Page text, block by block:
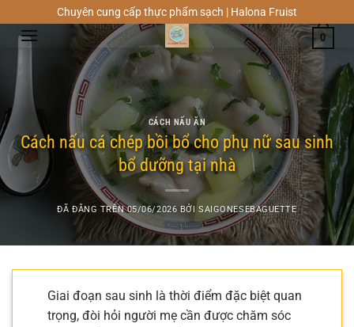
đến
dung
Chuyên cung cấp thực phẩm sạch | Halona Fruist
0
CÁCH NẤU ĂN
Cách nấu cá chép bồi bổ cho phụ nữ sau sinh
bổ dưỡng tại nhà
ĐÃ ĐĂNG TRÊN05/06/2026 BỞISAIGONESEBAGUETTE
Giai đoạn sau sinh là thời điểm đặc biệt quan
trọng, đòi hỏi người mẹ cần được chăm sóc